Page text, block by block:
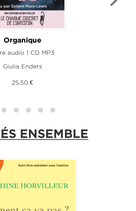
Organique
audio 1 CD MP3
Giulia Enders
25,50 €
ENSEMBLE